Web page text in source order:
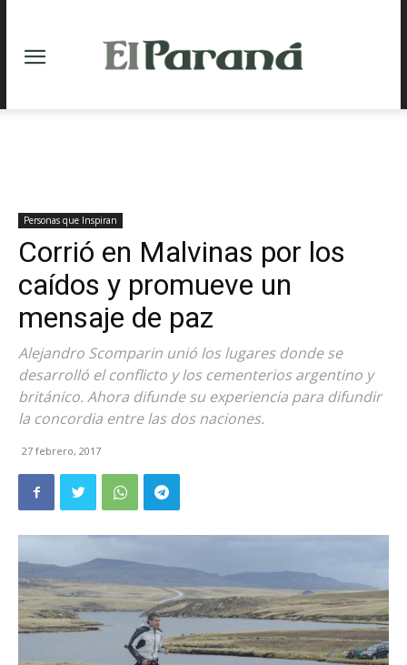
Personas que Inspiran
Corrió en Malvinas por los
caídos y promueve un
mensaje de paz
Alejandro Scomparin unió los lugares donde se
desarrolló el conflicto y los cementerios argentino y
británico. Ahora difunde su experiencia para difundir
la concordia entre las dos naciones.
27 febrero, 2017